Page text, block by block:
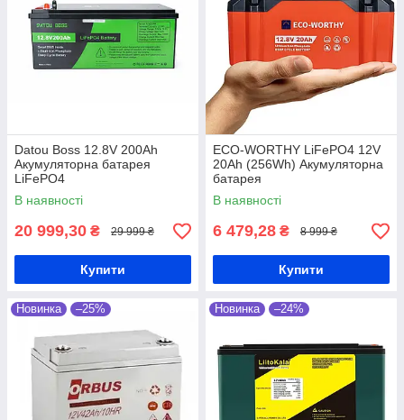
Datou Boss 12.8V 200Ah
Акумуляторна батарея
LiFePO4
В наявності
20 999,30 ₴ 29 999 ₴
Купити
ECO-WORTHY LiFePO4 12V
20Ah (256Wh) Акумуляторна
батарея
В наявності
6 479,28 ₴ 8 999 ₴
Купити
Новинка –25% Новинка –24%